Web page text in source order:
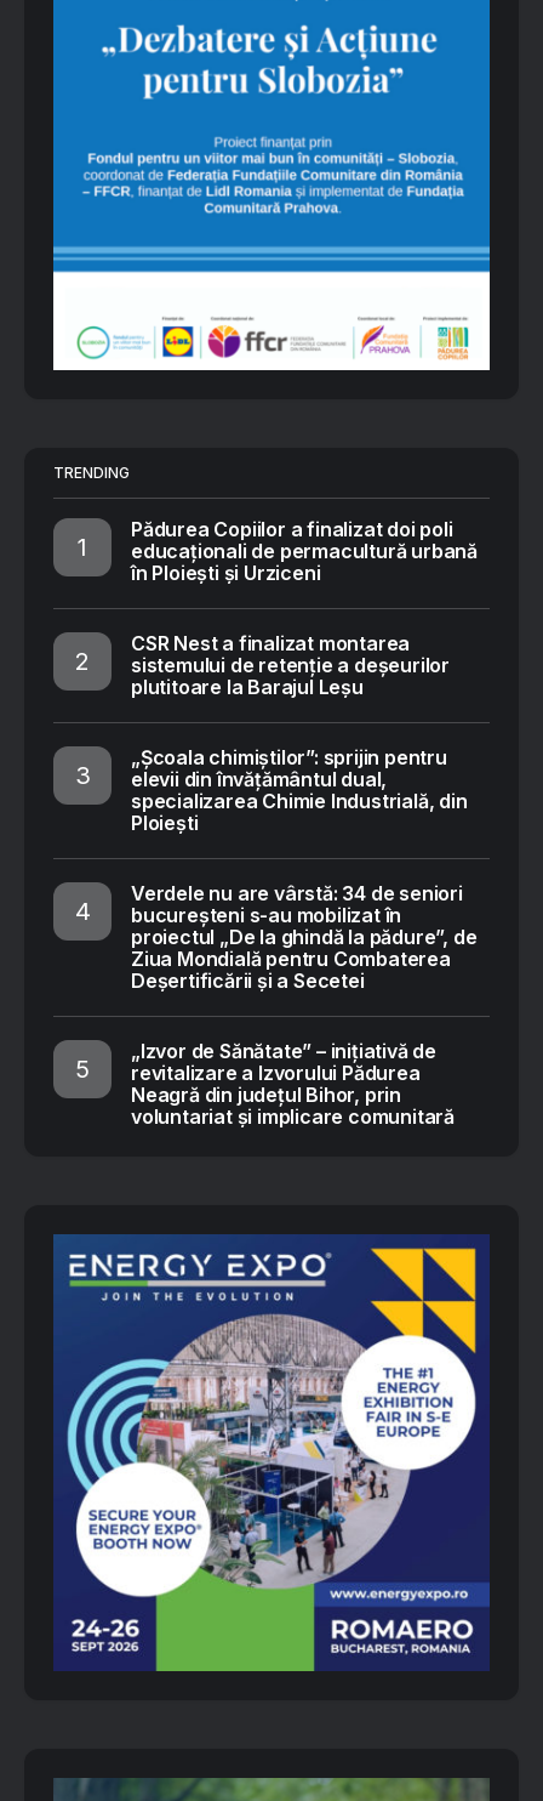
TRENDING
Pădurea Copiilor a finalizat doi poli
educaționali de permacultură urbană
în Ploiești și Urziceni
CSR Nest a finalizat montarea
sistemului de retenție a deșeurilor
plutitoare la Barajul Leșu
„Școala chimiștilor”: sprijin pentru
elevii din învățământul dual,
specializarea Chimie Industrială, din
Ploiești
Verdele nu are vârstă: 34 de seniori
bucureșteni s-au mobilizat în
proiectul „De la ghindă la pădure”, de
Ziua Mondială pentru Combaterea
Deșertificării și a Secetei
„Izvor de Sănătate” – inițiativă de
revitalizare a Izvorului Pădurea
Neagră din județul Bihor, prin
voluntariat și implicare comunitară